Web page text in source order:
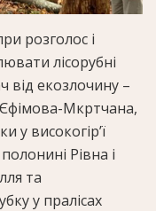
розголос і
лісорубні
від екозлочину –
Мкртчана,
у високогір’ї
Рівна і
та
у пралісах